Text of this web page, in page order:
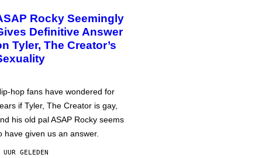
Rocky Seemingly
Definitive Answer
Tyler, The Creator’s
hop fans have wondered for
if Tyler, The Creator is gay,
his old pal ASAP Rocky seems
have given us an answer.
GELEDEN